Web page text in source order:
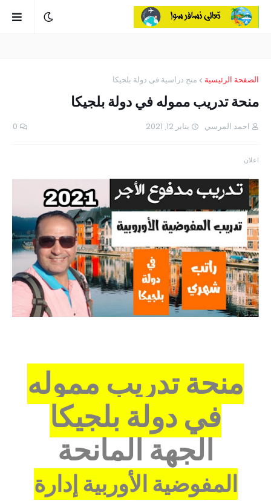
الصفحة الرئيسية منح دراسية في دولة بلجيكا
منحة تدريب مموله في دولة بلجيكا
احمد المرسي يناير 12, 2021 0
اعلان
منحة تدريب مموله
في دولة بلجيكا
الجهة المانحة
المفوضية الأوربية إدارة